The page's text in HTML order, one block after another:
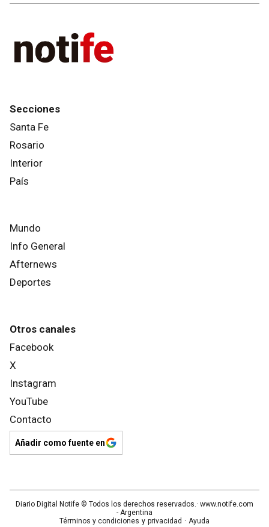
Secciones
Santa Fe
Rosario
Interior
País
Mundo
Info General
Afternews
Deportes
Otros canales
Facebook
X
Instagram
YouTube
Contacto
Añadir como fuente en
Diario Digital Notife © Todos los derechos reservados.· www.notife.com
- Argentina
Términos y condiciones y privacidad · Ayuda